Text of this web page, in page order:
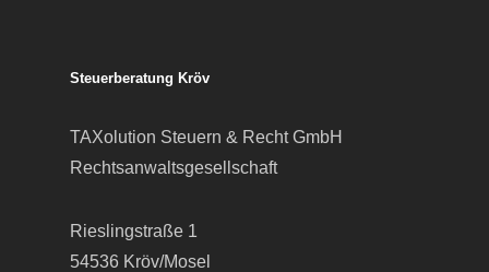
Steuerberatung Kröv
TAXolution Steuern & Recht GmbH
Rechtsanwaltsgesellschaft
Rieslingstraße 1
54536 Kröv/Mosel